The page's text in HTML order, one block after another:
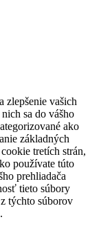
zlepšenie vašich
sa do vášho
ako
základných
tretích strán,
používate túto
prehliadača
tieto súbory
týchto súborov